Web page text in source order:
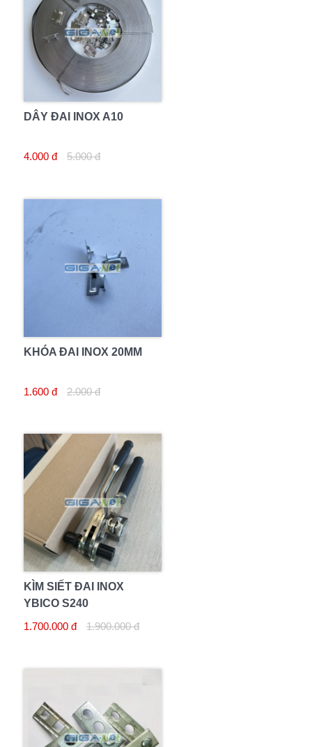
DÂY ĐAI INOX A10
4.000 đ 5.000 đ
KHÓA ĐAI INOX 20MM
1.600 đ 2.000 đ
KÌM SIẾT ĐAI INOX
YBICO S240
1.700.000 đ
1.900.000 đ